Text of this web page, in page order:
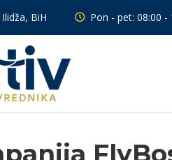
BiH Pon - pet: 08:00 -